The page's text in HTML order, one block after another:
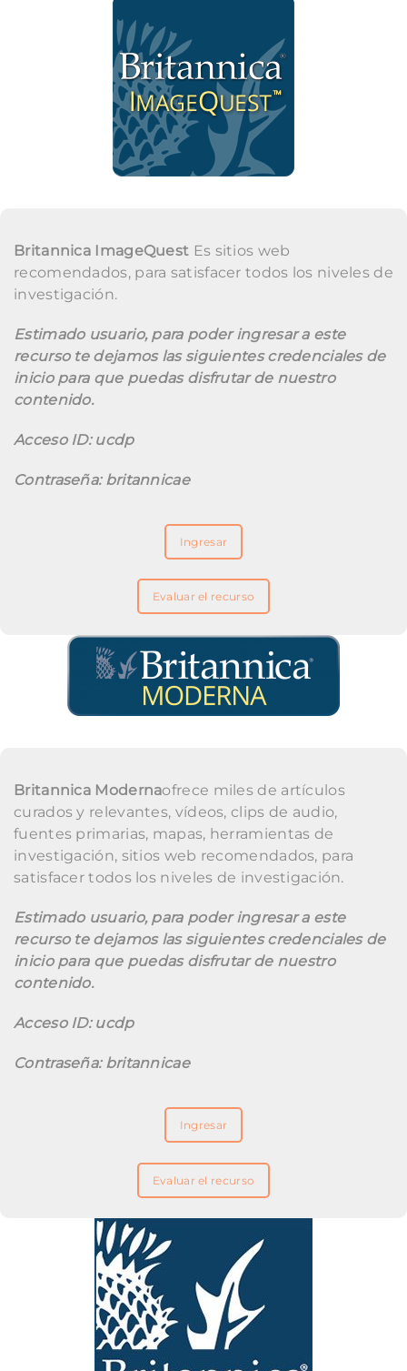
Britannica ImageQuest Es sitios web
recomendados, para satisfacer todos los niveles de
investigación.
Estimado usuario, para poder ingresar a este
recurso te dejamos las siguientes credenciales de
inicio para que puedas disfrutar de nuestro
contenido.
Acceso ID: ucdp
Contraseña: britannicae
Ingresar
Evaluar el recurso
Britannica Modernaofrece miles de artículos
curados y relevantes, vídeos, clips de audio,
fuentes primarias, mapas, herramientas de
investigación, sitios web recomendados, para
satisfacer todos los niveles de investigación.
Estimado usuario, para poder ingresar a este
recurso te dejamos las siguientes credenciales de
inicio para que puedas disfrutar de nuestro
contenido.
Acceso ID: ucdp
Contraseña: britannicae
Ingresar
Evaluar el recurso